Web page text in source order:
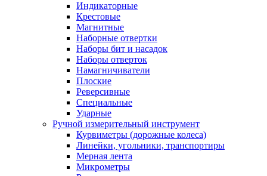
Индикаторные
Крестовые
Магнитные
Наборные отвертки
Наборы бит и насадок
Наборы отверток
Намагничиватели
Плоские
Реверсивные
Специальные
Ударные
Ручной измерительный инструмент
Курвиметры (дорожные колеса)
Линейки, угольники, транспортиры
Мерная лента
Микрометры